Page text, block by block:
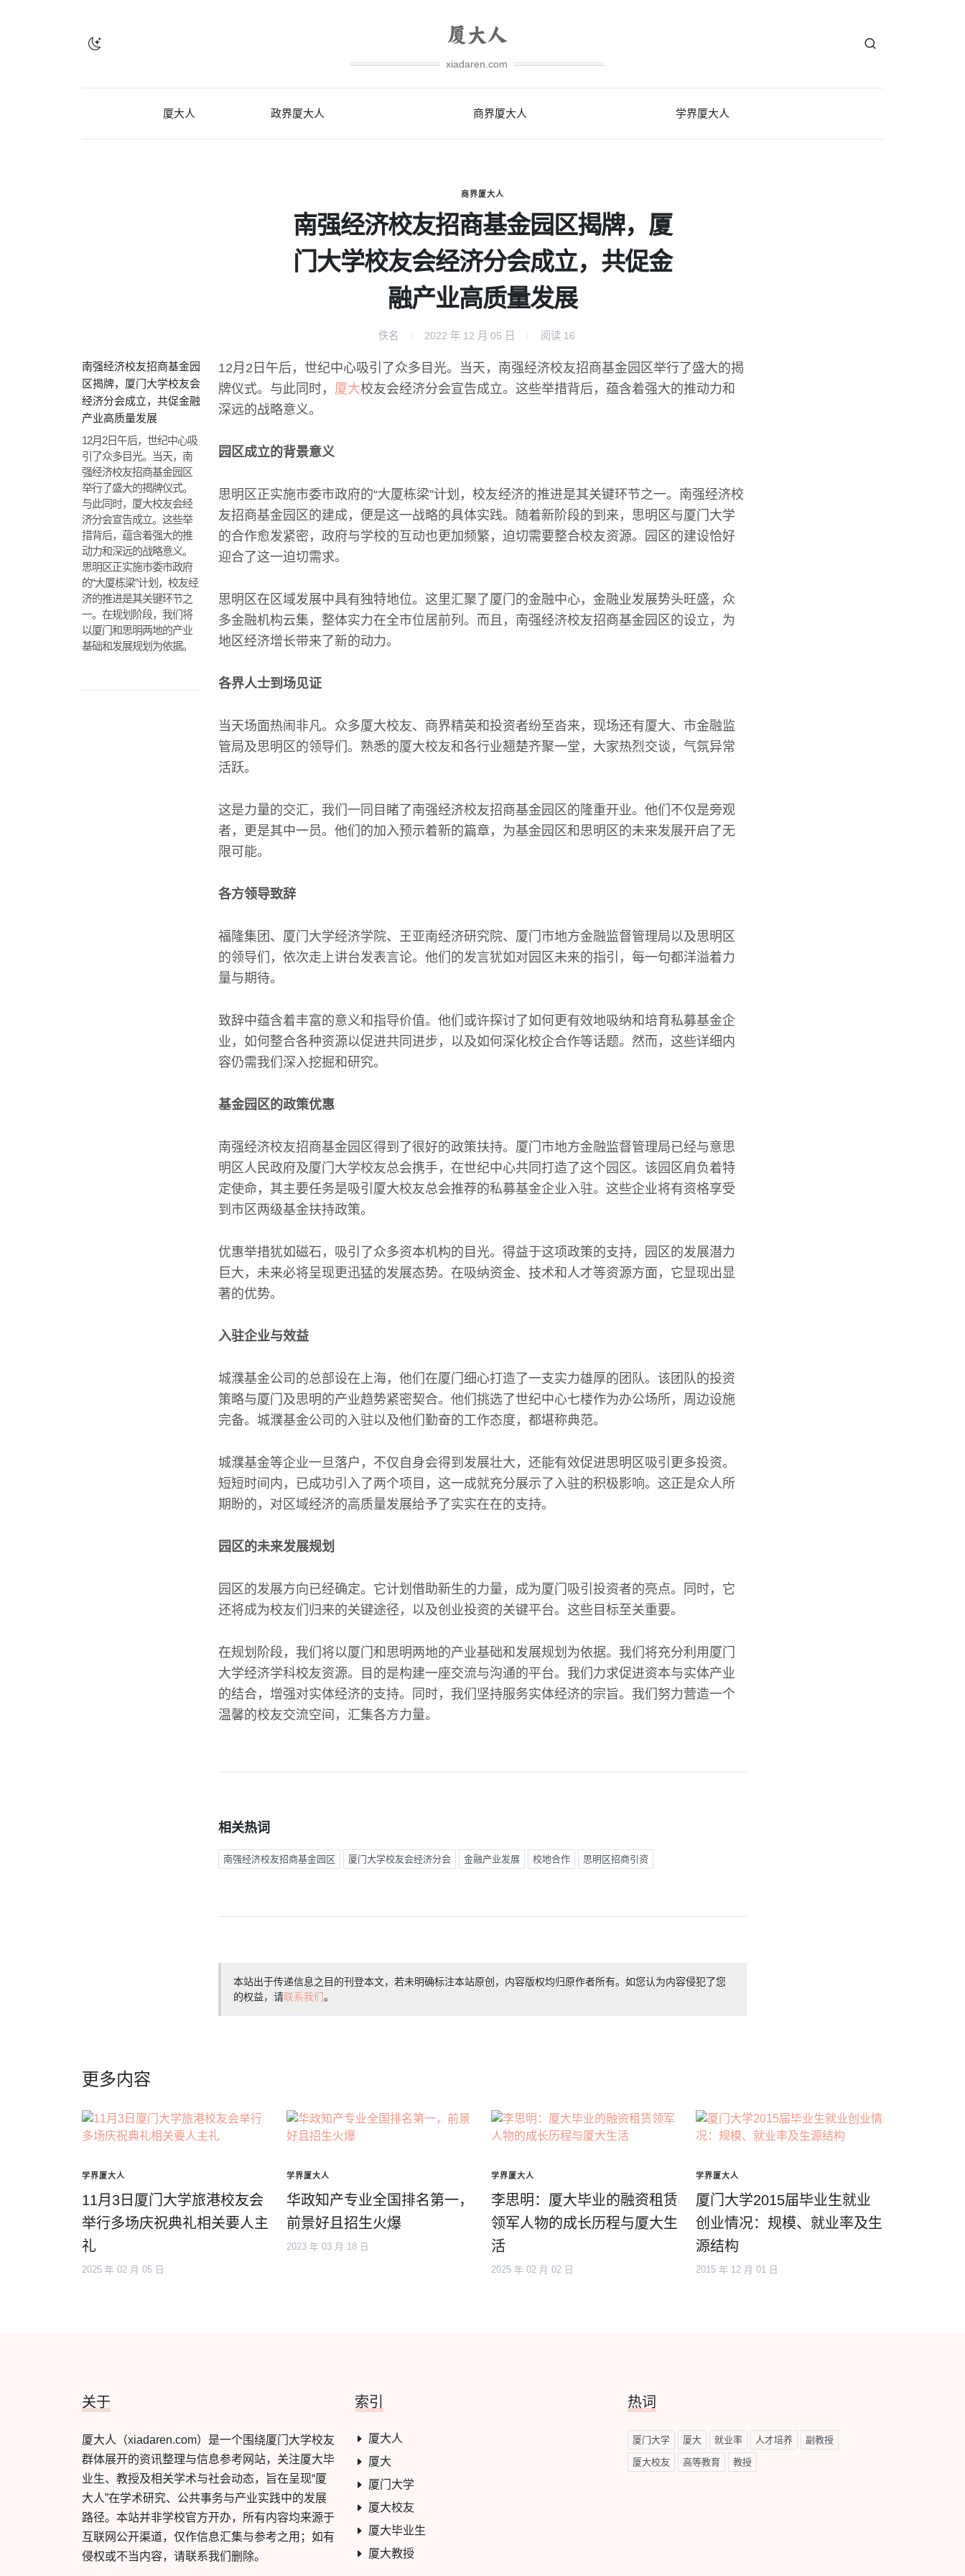
xiadaren.com
厦大人 政界厦大人 商界厦大人 学界厦大人
商界厦大人
南强经济校友招商基金园区揭牌，厦
门大学校友会经济分会成立，共促金
融产业高质量发展
佚名 2022 年 12 月 05 日 阅读 16
南强经济校友招商基金园
区揭牌，厦门大学校友会
经济分会成立，共促金融
产业高质量发展
12月2日午后，世纪中心吸
引了众多目光。当天，南
强经济校友招商基金园区
举行了盛大的揭牌仪式。
与此同时，厦大校友会经
济分会宣告成立。这些举
措背后，蕴含着强大的推
动力和深远的战略意义。
思明区正实施市委市政府
的“大厦栋梁”计划，校友经
济的推进是其关键环节之
一。在规划阶段，我们将
以厦门和思明两地的产业
基础和发展规划为依据。
12月2日午后，世纪中心吸引了众多目光。当天，南强经济校友招商基金园区举行了盛大的揭
牌仪式。与此同时， 厦大校友会经济分会宣告成立。这些举措背后，蕴含着强大的推动力和
深远的战略意义。
园区成立的背景意义
思明区正实施市委市政府的“大厦栋梁”计划，校友经济的推进是其关键环节之一。南强经济校
友招商基金园区的建成，便是这一战略的具体实践。随着新阶段的到来，思明区与厦门大学
的合作愈发紧密，政府与学校的互动也更加频繁，迫切需要整合校友资源。园区的建设恰好
迎合了这一迫切需求。
思明区在区域发展中具有独特地位。这里汇聚了厦门的金融中心，金融业发展势头旺盛，众
多金融机构云集，整体实力在全市位居前列。而且，南强经济校友招商基金园区的设立，为
地区经济增长带来了新的动力。
各界人士到场见证
当天场面热闹非凡。众多厦大校友、商界精英和投资者纷至沓来，现场还有厦大、市金融监
管局及思明区的领导们。熟悉的厦大校友和各行业翘楚齐聚一堂，大家热烈交谈，气氛异常
活跃。
这是力量的交汇，我们一同目睹了南强经济校友招商基金园区的隆重开业。他们不仅是旁观
者，更是其中一员。他们的加入预示着新的篇章，为基金园区和思明区的未来发展开启了无
限可能。
各方领导致辞
福隆集团、厦门大学经济学院、王亚南经济研究院、厦门市地方金融监督管理局以及思明区
的领导们，依次走上讲台发表言论。他们的发言犹如对园区未来的指引，每一句都洋溢着力
量与期待。
致辞中蕴含着丰富的意义和指导价值。他们或许探讨了如何更有效地吸纳和培育私募基金企
业，如何整合各种资源以促进共同进步，以及如何深化校企合作等话题。然而，这些详细内
容仍需我们深入挖掘和研究。
基金园区的政策优惠
南强经济校友招商基金园区得到了很好的政策扶持。厦门市地方金融监督管理局已经与意思
明区人民政府及厦门大学校友总会携手，在世纪中心共同打造了这个园区。该园区肩负着特
定使命，其主要任务是吸引厦大校友总会推荐的私募基金企业入驻。这些企业将有资格享受
到市区两级基金扶持政策。
优惠举措犹如磁石，吸引了众多资本机构的目光。得益于这项政策的支持，园区的发展潜力
巨大，未来必将呈现更迅猛的发展态势。在吸纳资金、技术和人才等资源方面，它显现出显
著的优势。
入驻企业与效益
城濮基金公司的总部设在上海，他们在厦门细心打造了一支实力雄厚的团队。该团队的投资
策略与厦门及思明的产业趋势紧密契合。他们挑选了世纪中心七楼作为办公场所，周边设施
完备。城濮基金公司的入驻以及他们勤奋的工作态度，都堪称典范。
城濮基金等企业一旦落户，不仅自身会得到发展壮大，还能有效促进思明区吸引更多投资。
短短时间内，已成功引入了两个项目，这一成就充分展示了入驻的积极影响。这正是众人所
期盼的，对区域经济的高质量发展给予了实实在在的支持。
园区的未来发展规划
园区的发展方向已经确定。它计划借助新生的力量，成为厦门吸引投资者的亮点。同时，它
还将成为校友们归来的关键途径，以及创业投资的关键平台。这些目标至关重要。
在规划阶段，我们将以厦门和思明两地的产业基础和发展规划为依据。我们将充分利用厦门
大学经济学科校友资源。目的是构建一座交流与沟通的平台。我们力求促进资本与实体产业
的结合，增强对实体经济的支持。同时，我们坚持服务实体经济的宗旨。我们努力营造一个
温馨的校友交流空间，汇集各方力量。
相关热词
南强经济校友招商基金园区 厦门大学校友会经济分会 金融产业发展 校地合作 思明区招商引资
本站出于传递信息之目的刊登本文，若未明确标注本站原创，内容版权均归原作者所有。如您认为内容侵犯了您
的权益，请联系我们。
更多内容
学界厦大人
11月3日厦门大学旅港校友会
举行多场庆祝典礼相关要人主
礼
2025 年 02 月 05 日
学界厦大人
华政知产专业全国排名第一，
前景好且招生火爆
2023 年 03 月 18 日
学界厦大人
李思明：厦大毕业的融资租赁
领军人物的成长历程与厦大生
活
2025 年 02 月 02 日
学界厦大人
厦门大学2015届毕业生就业
创业情况：规模、就业率及生
源结构
2015 年 12 月 01 日
关于
厦大人（xiadaren.com）是一个围绕厦门大学校友
群体展开的资讯整理与信息参考网站，关注厦大毕
业生、教授及相关学术与社会动态，旨在呈现“厦
大人”在学术研究、公共事务与产业实践中的发展
路径。本站并非学校官方开办，所有内容均来源于
互联网公开渠道，仅作信息汇集与参考之用；如有
侵权或不当内容，请联系我们删除。
索引
厦大人
厦大
厦门大学
厦大校友
厦大毕业生
厦大教授
热词
厦门大学 厦大 就业率 人才培养 副教授
厦大校友 高等教育 教授